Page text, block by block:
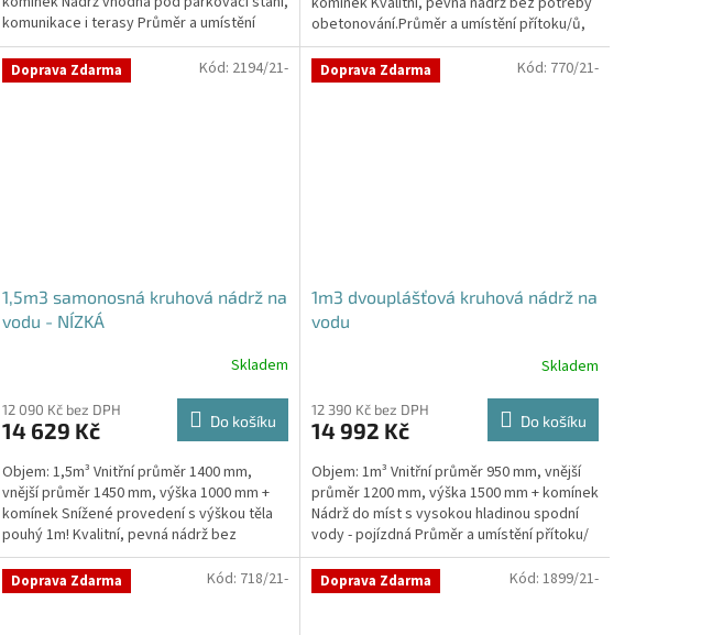
komunikace i terasy Průměr a umístění
přítoku/ů, odtoku/ů...
hvězdiček.
obetonování.Průměr a umístění přítoku/ů,
odtoku/ů apod....
Doprava Zdarma
1,5m3 samonosná kruhová nádrž na
vodu - NÍZKÁ
produktu
je
z
5
hvězdiček.
Skladem
12 090 Kč bez DPH
14 629 Kč Do košíku
Objem: 1,5m³ Vnitřní průměr 1400 mm,
vnější průměr 1450 mm, výška 1000 mm +
komínek Snížené provedení s výškou těla
pouhý 1m! Kvalitní, pevná nádrž bez
potřeby obetonování...
Kód: 2194/21- Doprava Zdarma
1m3 dvouplášťová kruhová nádrž na
vodu
Skladem
12 390 Kč bez DPH
14 992 Kč Do košíku
Objem: 1m³ Vnitřní průměr 950 mm, vnější
průměr 1200 mm, výška 1500 mm + komínek
Nádrž do míst s vysokou hladinou spodní
vody - pojízdná Průměr a umístění přítoku/
ů, odtoku/ů...
Kód: 770/21-
Doprava Zdarma Kód: 718/21- Doprava Zdarma Kód: 1899/21-